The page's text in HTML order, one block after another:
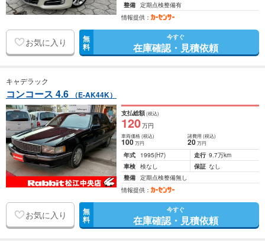
整備 定期点検整備有
情報提供：
お気に入り 無
料
今すぐ
在庫確認・見積依頼
キャデラック
コンコース 4.6 （E-AK44K）
支払総額(税込)
120万円
車両価格(税込)
100万円
諸費用 (税込)
20 万円
年式 1995(H7) 走行 9.7万km
車検 検なし 保証 なし
整備 定期点検整備無し
情報提供：
お気に入り 無
料
今すぐ
在庫確認・見積依頼